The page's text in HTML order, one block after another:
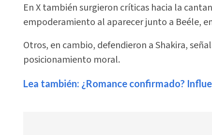
En X también surgieron críticas hacia la
empoderamiento al aparecer junto a Beéle,
Otros, en cambio, defendieron a Shakira,
posicionamiento moral.
Lea también: ¿Romance confirmado?